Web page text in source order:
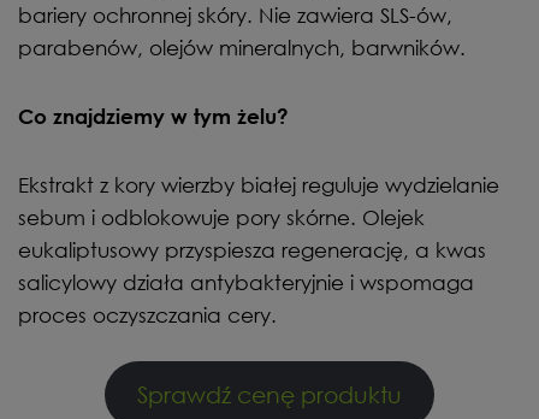
bariery ochronnej skóry. Nie zawiera SLS-ów,
parabenów, olejów mineralnych, barwników.
Co znajdziemy w tym żelu?
Ekstrakt z kory wierzby białej reguluje wydzielanie
sebum i odblokowuje pory skórne. Olejek
eukaliptusowy przyspiesza regenerację, a kwas
salicylowy działa antybakteryjnie i wspomaga
proces oczyszczania cery.
Sprawdź cenę produktu